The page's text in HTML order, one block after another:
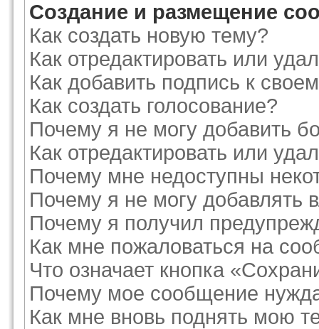
Создание и размещение
Как создать новую тему?
Как отредактировать или
Как добавить подпись к
Как создать голосование?
Почему я не могу добавить
Как отредактировать или
Почему мне недоступны
Почему я не могу добавлять
Почему я получил
Как мне пожаловаться на
Что означает кнопка
Почему мое сообщение
Как мне вновь поднять мою